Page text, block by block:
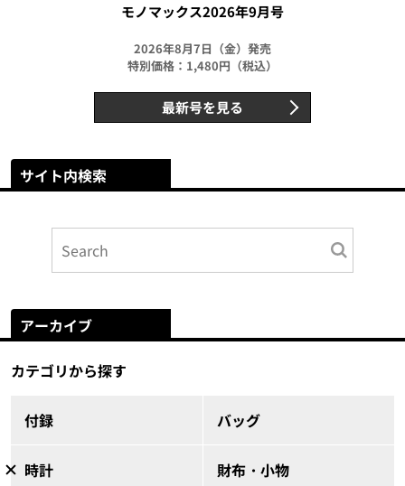
モノマックス2026年9月号
2026年8月7日（金）発売
特別価格：1,480円（税込）
最新号を見る
サイト内検索
アーカイブ
カテゴリから探す
付録 バッグ
時計 財布・小物